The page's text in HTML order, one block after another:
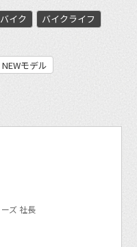
イク
バイクライフ
NEWモデル
ズ 社長